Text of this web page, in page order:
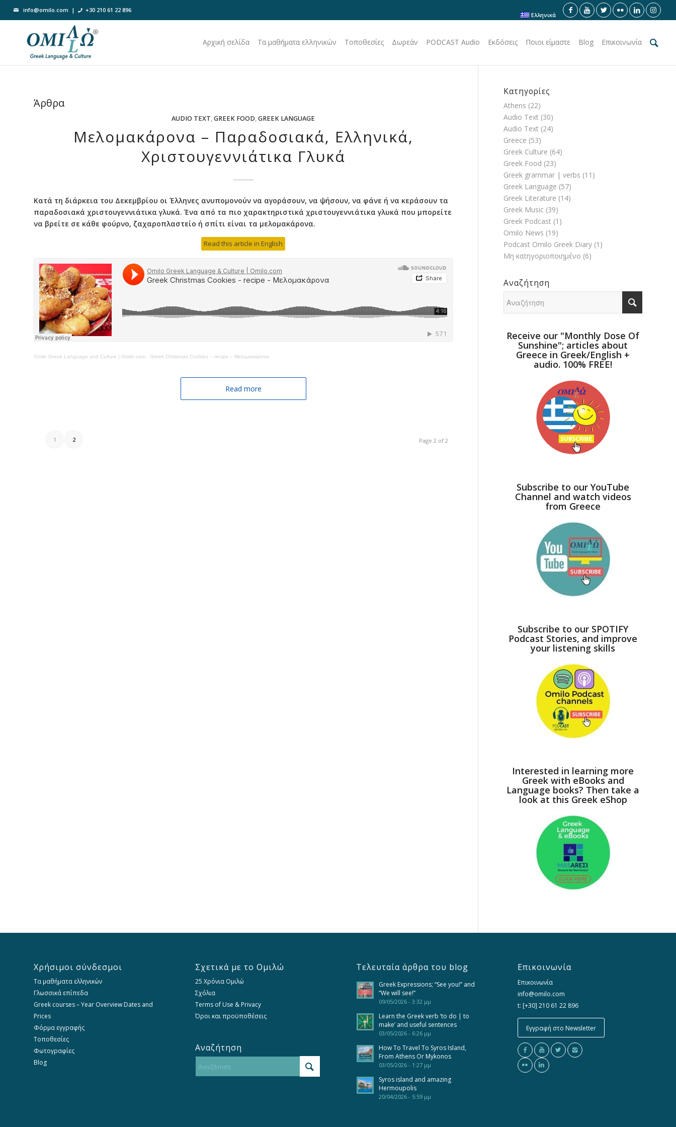
Ελληνικά
info@omilo.com | +30 210 61 22 896
Αρχική σελίδα Τα μαθήματα ελληνικών Τοποθεσίες Δωρεάν PODCAST Audio Εκδόσεις Ποιοι είμαστε Blog Επικοινωνία
Άρθρα
AUDIO TEXT,GREEK FOOD,GREEK LANGUAGE
Μελομακάρονα – Παραδοσιακά, Ελληνικά,
Χριστουγεννιάτικα Γλυκά
Κατά τη διάρκεια του Δεκεμβρίου οι Έλληνες ανυπομονούν να αγοράσουν, να ψήσουν, να φάνε ή να κεράσουν τα
παραδοσιακά χριστουγεννιάτικα γλυκά. Ένα από τα πιο χαρακτηριστικά χριστουγεννιάτικα γλυκά που μπορείτε
να βρείτε σε κάθε φούρνο, ζαχαροπλαστείο ή σπίτι είναι τα μελομακάρονα.
Read this article in English
Omilo Greek Language and Culture | Omilo.com · Greek Christmas Cookies – recipe – Μελομακάρονα
Read more
Page 2 of 2
1 2
Κατηγορίες
Athens (22)
Audio Text (30)
Audio Text (24)
Greece (53)
Greek Culture (64)
Greek Food (23)
Greek grammar | verbs (11)
Greek Language (57)
Greek Literature (14)
Greek Music (39)
Greek Podcast (1)
Omilo News (19)
Podcast Omilo Greek Diary (1)
Μη κατηγοριοποιημένο (6)
Αναζήτηση
Receive our "Monthly Dose Of
Sunshine"; articles about
Greece in Greek/English +
audio. 100% FREE!
Subscribe to our YouTube
Channel and watch videos
from Greece
Subscribe to our SPOTIFY
Podcast Stories, and improve
your listening skills
Interested in learning more
Greek with eBooks and
Language books? Then take a
look at this Greek eShop
Χρήσιμοι σύνδεσμοι
Τα μαθήματα ελληνικών
Γλωσσικά επίπεδα
Greek courses – Year Overview Dates and
Prices
Φόρμα εγγραφής
Τοποθεσίες
Φωτογραφίες
Blog
Σχετικά με το Ομιλώ
25 Χρόνια Ομιλώ
Σχόλια
Terms of Use & Privacy
Όροι και προϋποθέσεις
Αναζήτηση
Τελευταία άρθρα του blog
Greek Expressions; “See you!” and
“We will see!”
09/05/2026 - 3:32 μμ
Learn the Greek verb ‘to do | to
make’ and useful sentences
03/05/2026 - 6:26 μμ
How To Travel To Syros Island,
From Athens Or Mykonos
03/05/2026 - 1:27 μμ
Syros island and amazing
Hermoupolis
20/04/2026 - 5:59 μμ
Επικοινωνία
Επικοινωνία
info@omilo.com
t: [+30] 210 61 22 896
Εγγραφή στο Newsletter